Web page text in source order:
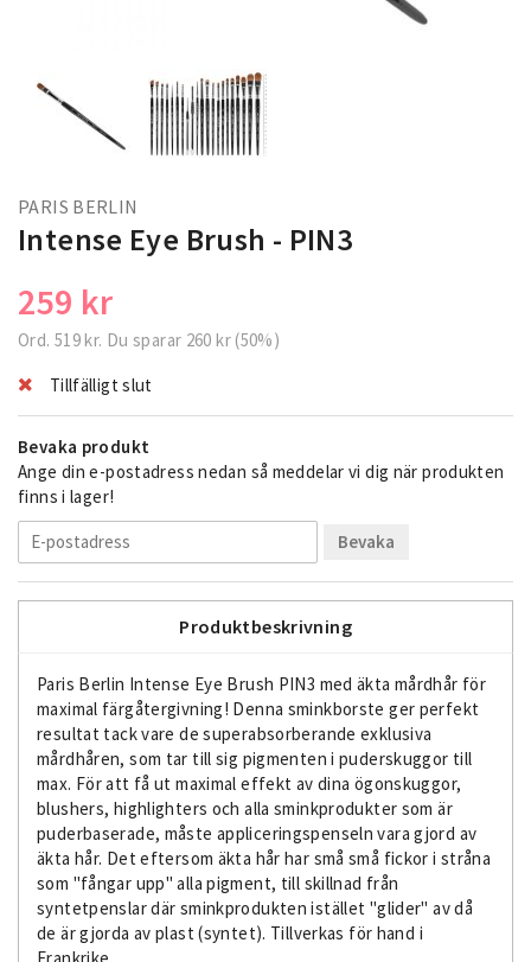
PARIS BERLIN
Intense Eye Brush - PIN3
259 kr
Ord. 519 kr. Du sparar 260 kr(50%)
Tillfälligt slut
Bevaka produkt
Ange din e-postadress nedan så meddelar vi dig när produkten
finns i lager!
Bevaka
Produktbeskrivning
Paris Berlin Intense Eye Brush PIN3 med äkta mårdhår för
maximal färgåtergivning! Denna sminkborste ger perfekt
resultat tack vare de superabsorberande exklusiva
mårdhåren, som tar till sig pigmenten i puderskuggor till
max. För att få ut maximal effekt av dina ögonskuggor,
blushers, highlighters och alla sminkprodukter som är
puderbaserade, måste appliceringspenseln vara gjord av
äkta hår. Det eftersom äkta hår har små små fickor i stråna
som "fångar upp" alla pigment, till skillnad från
syntetpenslar där sminkprodukten istället "glider" av då
de är gjorda av plast (syntet). Tillverkas för hand i